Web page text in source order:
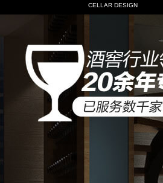
CELLAR DESIGN